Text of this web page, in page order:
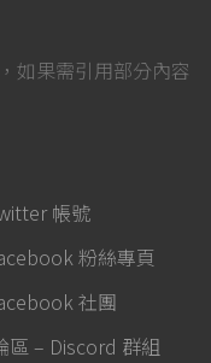
如果需引用部分內容
帳號
粉絲專頁
社團
區 – Discord 群組